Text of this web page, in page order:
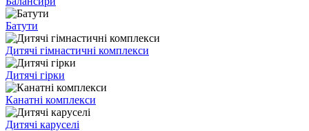
Батути
Дитячі гімнастичні комплекси
Дитячі гірки
Канатні комплекси
Дитячі каруселі